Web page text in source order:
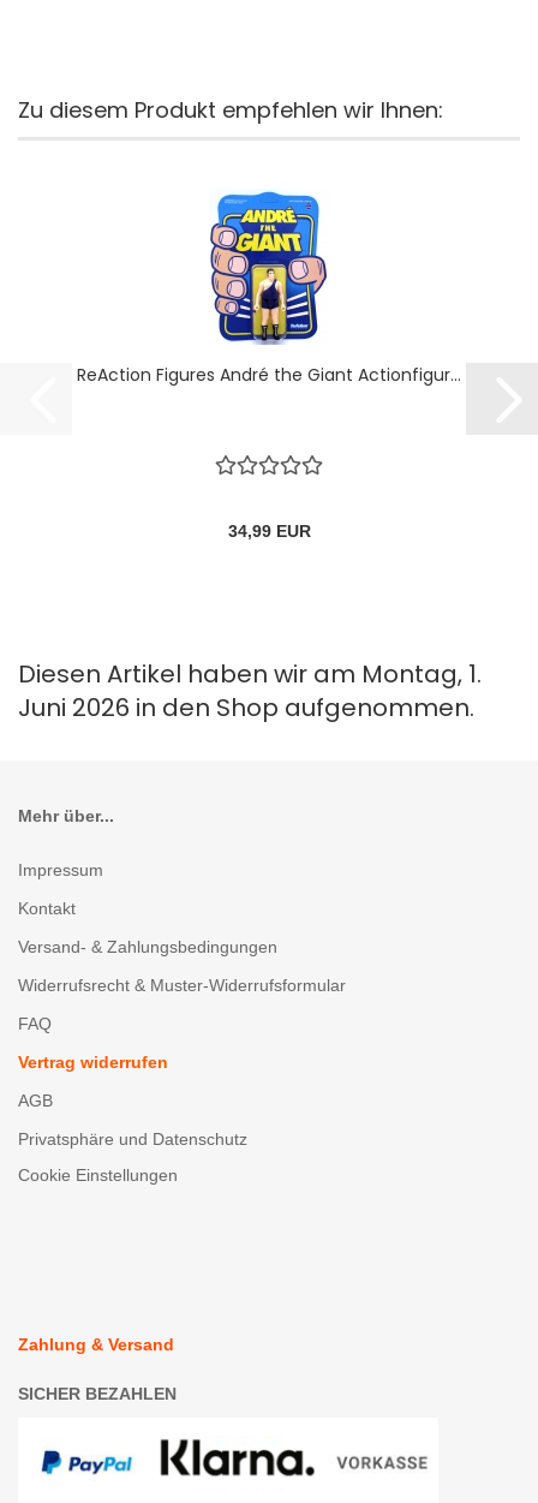
Zu diesem Produkt empfehlen wir Ihnen:
ReAction Figures André the Giant Actionfigur...
34,99 EUR
Diesen Artikel haben wir am Montag, 1.
Juni 2026 in den Shop aufgenommen.
Mehr über...
Impressum
Kontakt
Versand- & Zahlungsbedingungen
Widerrufsrecht & Muster-Widerrufsformular
FAQ
Vertrag widerrufen
AGB
Privatsphäre und Datenschutz
Cookie Einstellungen
Zahlung & Versand
SICHER BEZAHLEN